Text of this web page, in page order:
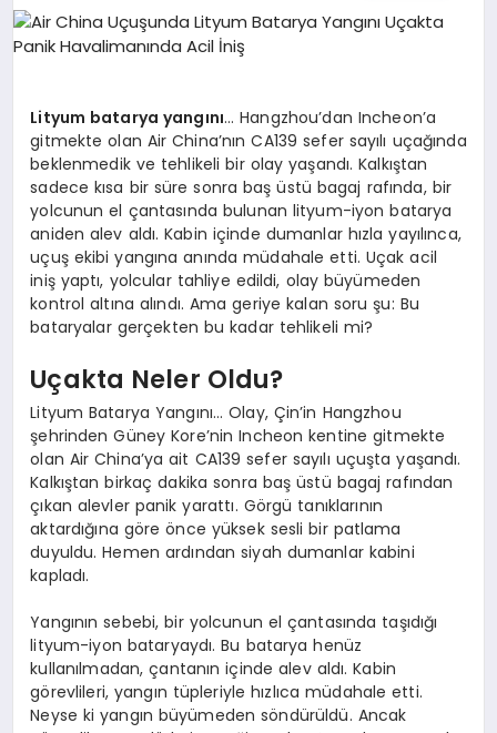
Lityum batarya yangını… Hangzhou’dan Incheon’a
gitmekte olan Air China’nın CA139 sefer sayılı uçağında
beklenmedik ve tehlikeli bir olay yaşandı. Kalkıştan
sadece kısa bir süre sonra baş üstü bagaj rafında, bir
yolcunun el çantasında bulunan lityum-iyon batarya
aniden alev aldı. Kabin içinde dumanlar hızla yayılınca,
uçuş ekibi yangına anında müdahale etti. Uçak acil
iniş yaptı, yolcular tahliye edildi, olay büyümeden
kontrol altına alındı. Ama geriye kalan soru şu: Bu
bataryalar gerçekten bu kadar tehlikeli mi?
Uçakta Neler Oldu?
Lityum Batarya Yangını… Olay, Çin’in Hangzhou
şehrinden Güney Kore’nin Incheon kentine gitmekte
olan Air China’ya ait CA139 sefer sayılı uçuşta yaşandı.
Kalkıştan birkaç dakika sonra baş üstü bagaj rafından
çıkan alevler panik yarattı. Görgü tanıklarının
aktardığına göre önce yüksek sesli bir patlama
duyuldu. Hemen ardından siyah dumanlar kabini
kapladı.
Yangının sebebi, bir yolcunun el çantasında taşıdığı
lityum-iyon bataryaydı. Bu batarya henüz
kullanılmadan, çantanın içinde alev aldı. Kabin
görevlileri, yangın tüpleriyle hızlıca müdahale etti.
Neyse ki yangın büyümeden söndürüldü. Ancak